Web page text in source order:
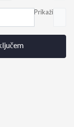
Prikaži